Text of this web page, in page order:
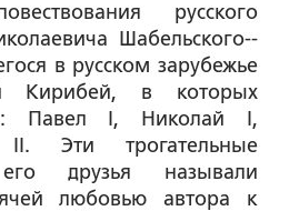
русского
Шабельского-­
в русском зарубежье
Кирибей, в которых
Павел I, Николай I,
Эти трогательные
друзья называли
любовью автора к